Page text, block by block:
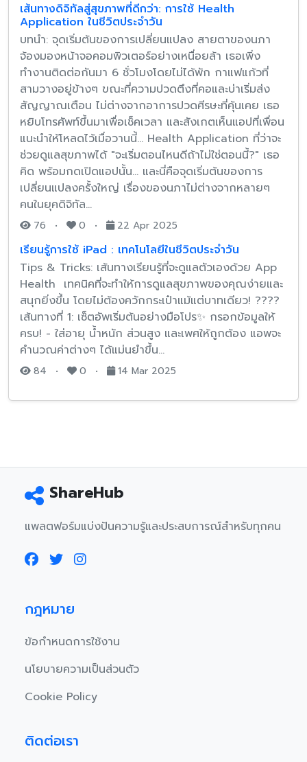
เส้นทางดิจิทัลสู่สุขภาพที่ดีกว่า: การใช้ Health
Application ในชีวิตประจำวัน
บทนำ: จุดเริ่มต้นของการเปลี่ยนแปลง สายตาของนภา
จ้องมองหน้าจอคอมพิวเตอร์อย่างเหนื่อยล้า เธอเพิ่ง
ทำงานติดต่อกันมา 6 ชั่วโมงโดยไม่ได้พัก กาแฟแก้วที่
สามวางอยู่ข้างๆ ขณะที่ความปวดตึงที่คอและบ่าเริ่มส่ง
สัญญาณเตือน ไม่ต่างจากอาการปวดศีรษะที่คุ้นเคย เธอ
หยิบโทรศัพท์ขึ้นมาเพื่อเช็คเวลา และสังเกตเห็นแอปที่เพื่อน
แนะนำให้โหลดไว้เมื่อวานนี้... Health Application ที่ว่าจะ
ช่วยดูแลสุขภาพได้ "จะเริ่มตอนไหนดีถ้าไม่ใช่ตอนนี้?" เธอ
คิด พร้อมกดเปิดแอปนั้น... และนี่คือจุดเริ่มต้นของการ
เปลี่ยนแปลงครั้งใหญ่ เรื่องของนภาไม่ต่างจากหลายๆ
คนในยุคดิจิทัล…
76 • 0 • 22 Apr 2025
เรียนรู้การใช้ iPad : เทคโนโลยีในชีวิตประจำวัน
Tips & Tricks: เส้นทางเรียนรู้ที่จะดูแลตัวเองด้วย App
Health เทคนิคที่จะทำให้การดูแลสุขภาพของคุณง่ายและ
สนุกยิ่งขึ้น โดยไม่ต้องควักกระเป๋าแม้แต่บาทเดียว! ????
เส้นทางที่ 1: เซ็ตอัพเริ่มต้นอย่างมือโปร✨ กรอกข้อมูลให้
ครบ! - ใส่อายุ น้ำหนัก ส่วนสูง และเพศให้ถูกต้อง แอพจะ
คำนวณค่าต่างๆ ได้แม่นยำขึ้น…
84 • 0 • 14 Mar 2025
ShareHub
แพลตฟอร์มแบ่งปันความรู้และประสบการณ์สำหรับทุกคน
กฎหมาย
ข้อกำหนดการใช้งาน
นโยบายความเป็นส่วนตัว
Cookie Policy
ติดต่อเรา